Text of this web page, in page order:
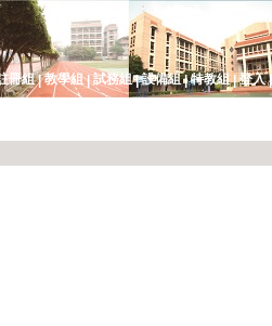
冊組|教學組|試務組|設備組|特教組|登入|